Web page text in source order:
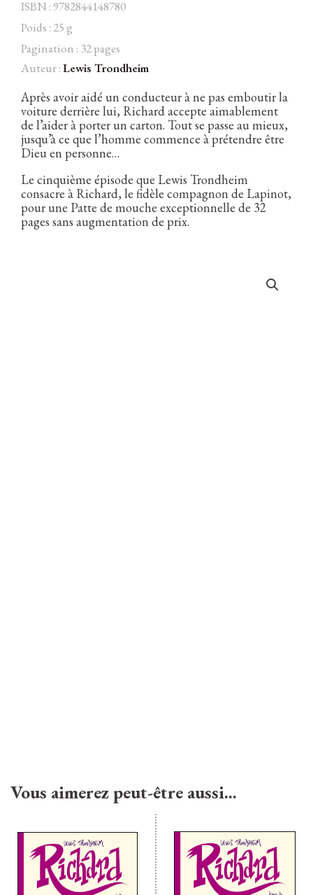
Facebook Instagram
ISBN : 9782844148780
Poids : 25 g
Pagination : 32 pages
Auteur :Lewis Trondheim
Après avoir aidé un conducteur à ne pas emboutir la
voiture derrière lui, Richard accepte aimablement
de l’aider à porter un carton. Tout se passe au mieux,
jusqu’à ce que l’homme commence à prétendre être
Dieu en personne…
Le cinquième épisode que Lewis Trondheim
consacre à Richard, le fidèle compagnon de Lapinot,
pour une Patte de mouche exceptionnelle de 32
pages sans augmentation de prix.
Vous aimerez peut-être aussi…